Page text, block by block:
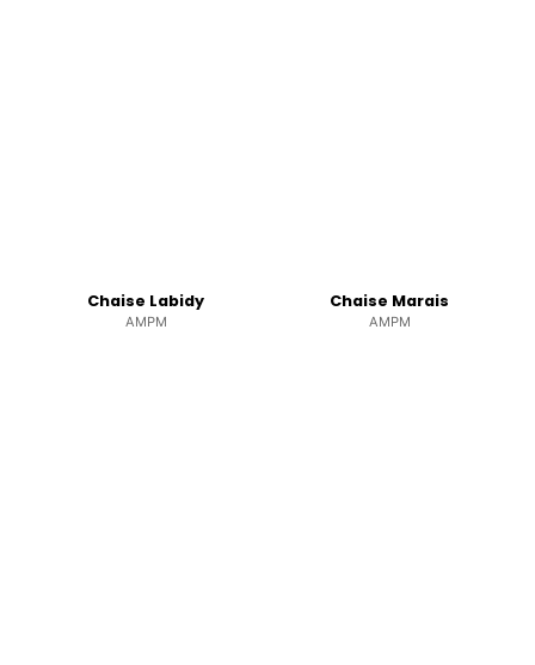
Chaise Labidy
AMPM
Chaise Marais
AMPM